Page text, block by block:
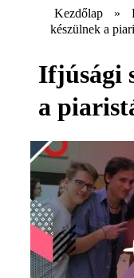
Kezdőlap »
készülnek a
Ifjúsági
a